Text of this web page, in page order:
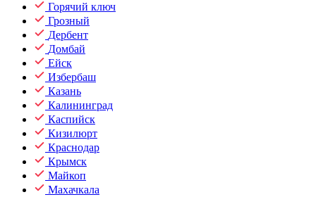
Горячий ключ
Грозный
Дербент
Домбай
Ейск
Избербаш
Казань
Калининград
Каспийск
Кизилюрт
Краснодар
Крымск
Майкоп
Махачкала